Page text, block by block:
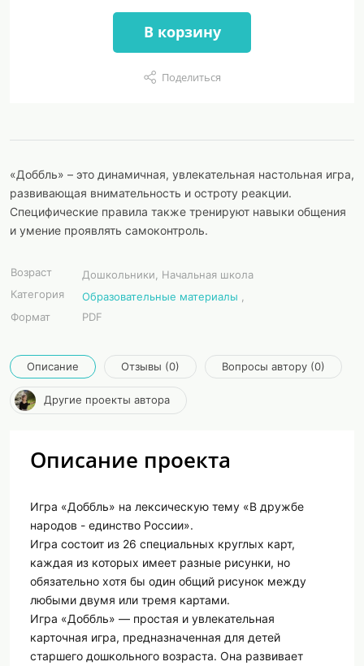
В корзину
Поделиться
«Доббль» – это динамичная, увлекательная настольная игра,
развивающая внимательность и остроту реакции.
Специфические правила также тренируют навыки общения
и умение проявлять самоконтроль.
Возраст
Дошкольники, Начальная школа
Категория
Образовательные материалы
Формат
PDF
Описание Отзывы (0) Вопросы автору (0)
Другие проекты автора
Описание проекта
Игра «Доббль» на лексическую тему «В дружбе
народов - единство России».
Игра состоит из 26 специальных круглых карт,
каждая из которых имеет разные рисунки, но
обязательно хотя бы один общий рисунок между
любыми двумя или тремя картами.
Игра «Доббль» — простая и увлекательная
карточная игра, предназначенная для детей
старшего дошкольного возраста. Она развивает